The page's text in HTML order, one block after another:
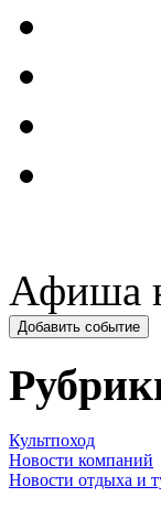
Афиша
Добавить событие
Культпоход
Новости компаний
Новости отдыха и